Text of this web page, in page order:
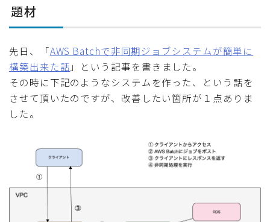
題材
先日、「AWS Batchで非同期ジョブシステムが簡単に
構築出来た話 」という記事を書きました。
その時に下記のようなシステムを作った、という話を
させて頂いたのですが、改善したい箇所が１点ありま
した。